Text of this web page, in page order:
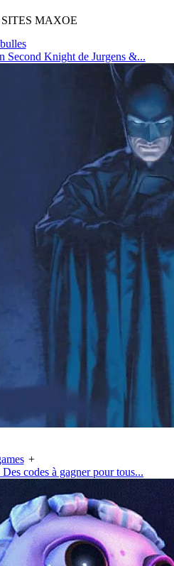
MAXOE
bulles
Second Knight de Jurgens &...
+
codes à gagner pour tous...